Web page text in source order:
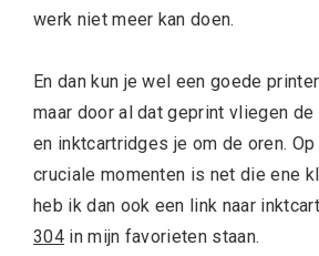
werk niet meer kan doen.
En dan kun je wel een goede
maar door al dat geprint vliegen de
en inktcartridges je om de oren.
cruciale momenten is net die ene
heb ik dan ook een link naar
304in mijn favorieten staan.